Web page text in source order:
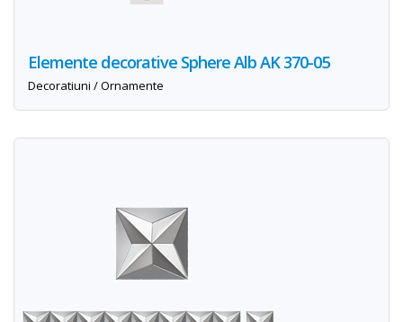
Elemente decorative Sphere Alb AK 370-05
Decoratiuni / Ornamente